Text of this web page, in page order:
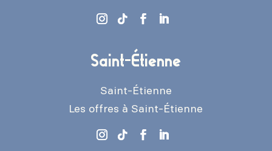
Saint-Étienne
Saint-Étienne
Les offres à Saint-Étienne